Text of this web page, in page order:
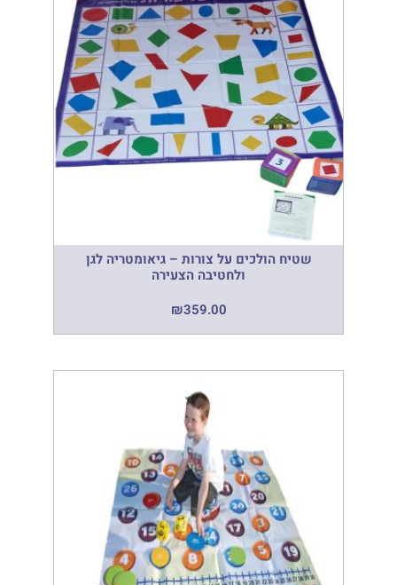
שטיח הולכים על צורות – גיאומטריה לגן
ולחטיבה הצעירה
₪359.00